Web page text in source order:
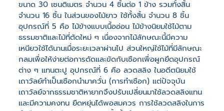
ขนาด 30 เซนติเมตร จำนวน 4 ชิ้นต่อ 1 ข้าง รวมทั้งสิ้น
จำนวน 16 ชิ้น ในส่วนของไม้ยาว ใช้ทั้งสิ้น จำนวน 8 ชิ้น
อุปกรณ์ที่ 5 คือ ไม้ข้างแบบเนื้ออ่อน ไม้ข้างนิยมใช้ไม้ตาม
ธรรมชาติและไม้ที่ตัดใหม่ ๆ เนื่องจากไม้ลักษณะนี้มีความ
เหนียวใช้ได้นานเมื่อระยะเวลาผ่านไป ส่วนใหญ่ใช้ไม้ที่มีลักษณะ
กลมเพื่อให้ง่ายต่อการดัดและขัดกับเชือกเพื่อผูกยึดอุปกรณ์
ต่าง ๆ แทนตะปู อุปกรณ์ที่ 6 คือ ลวดสลิง ในอดีตนิยมใช้
เถาวัลย์ทำเป็นเชือกนำมาควั่น (การทำเชือก) แต่ปัจจุบัน
เถาวัลย์จากธรรมชาติหายากจึงปรับเปลี่ยนมาใช้ลวดสลิงแทน
และมีความคงทน ยืดหยุ่นได้พอสมควร การใช้ลวดสลิงในการ